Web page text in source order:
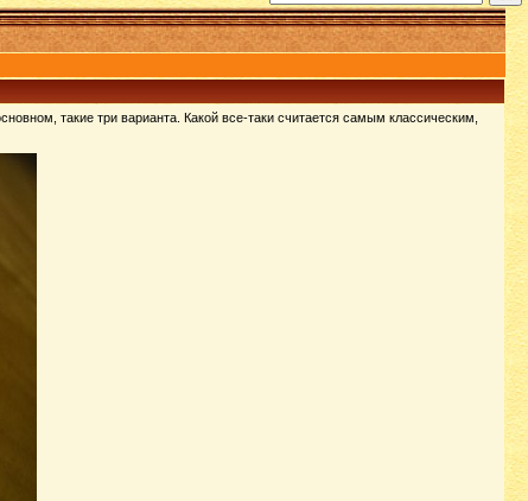
такие три варианта. Какой все-таки считается самым классическим,